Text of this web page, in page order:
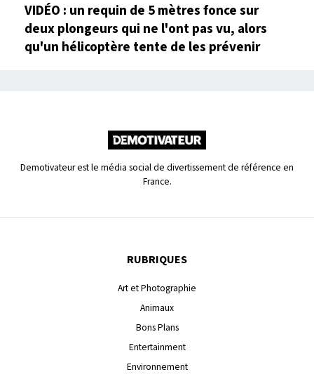
VIDÉO : un requin de 5 mètres fonce sur
deux plongeurs qui ne l'ont pas vu, alors
qu'un hélicoptère tente de les prévenir
Demotivateur est le média social de divertissement de référence en
France.
RUBRIQUES
Art et Photographie
Animaux
Bons Plans
Entertainment
Environnement